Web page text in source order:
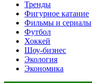
Тренды
Фигурное катание
Фильмы и сериалы
Футбол
Хоккей
Шоу-бизнес
Экология
Экономика